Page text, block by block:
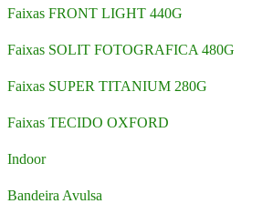
Faixas FRONT LIGHT 440G
Faixas SOLIT FOTOGRAFICA 480G
Faixas SUPER TITANIUM 280G
Faixas TECIDO OXFORD
Indoor
Bandeira Avulsa